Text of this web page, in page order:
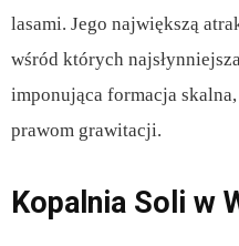
lasami. Jego największą
wśród których
imponująca formacja
prawom grawitacji.
Kopalnia Soli w